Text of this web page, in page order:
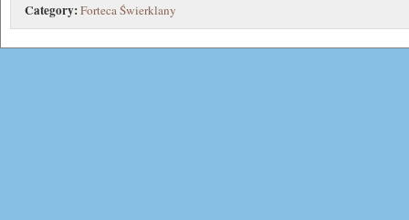
Category:Forteca Świerklany